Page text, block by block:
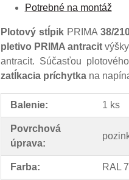
Potrebné na montáž
Plotový stĺpik PRIMA 38/
pletivo PRIMA antracit
antracit. Súčasťou
zatĺkacia príchytkana
Balenie: 1 ks
Povrchová
úprava:
Farba: RAL